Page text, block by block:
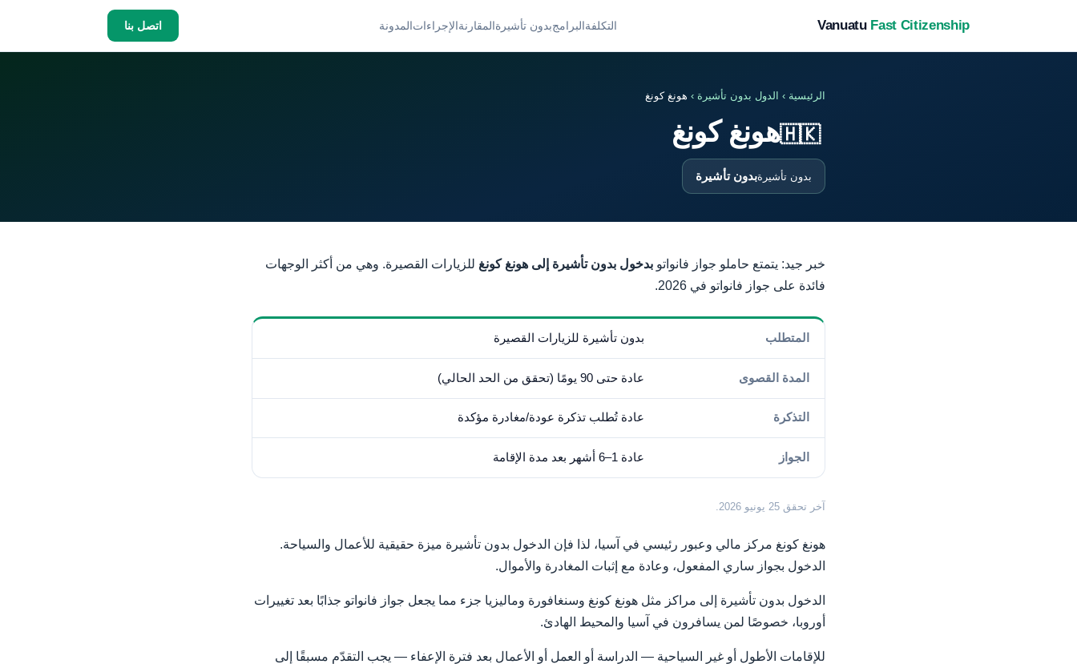
Vanuatu Fast Citizenship التكلفةالبرامجبدون تأشيرةالمقارنةالإجراءاتالمدونة اتصل بنا
الرئيسية › الدول بدون تأشيرة › هونغ كونغ
🇭🇰هونغ كونغ
بدون تأشيرةبدون تأشيرة
خبر جيد: يتمتع حاملو جواز فانواتو بدخول بدون تأشيرة إلى هونغ كونغ للزيارات القصيرة. وهي من أكثر الوجهات
فائدة على جواز فانواتو في 2026.
المتطلب بدون تأشيرة للزيارات القصيرة
المدة القصوى عادة حتى 90 يومًا (تحقق من الحد الحالي)
التذكرة عادة تُطلب تذكرة عودة/مغادرة مؤكدة
الجواز عادة 1–6 أشهر بعد مدة الإقامة
آخر تحقق 25 يونيو 2026.
هونغ كونغ مركز مالي وعبور رئيسي في آسيا، لذا فإن الدخول بدون تأشيرة ميزة حقيقية للأعمال والسياحة.
الدخول بجواز ساري المفعول، وعادة مع إثبات المغادرة والأموال.
الدخول بدون تأشيرة إلى مراكز مثل هونغ كونغ وسنغافورة وماليزيا جزء مما يجعل جواز فانواتو جذابًا بعد تغييرات
أوروبا، خصوصًا لمن يسافرون في آسيا والمحيط الهادئ.
للإقامات الأطول أو غير السياحية — الدراسة أو العمل أو الأعمال بعد فترة الإعفاء — يجب التقدّم مسبقًا إلى